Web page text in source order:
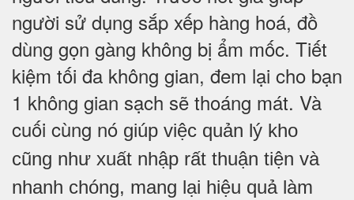
người sử dụng sắp xếp hàng hoá, đồ
dùng gọn gàng không bị ẩm mốc. Tiết
kiệm tối đa không gian, đem lại cho bạn
1 không gian sạch sẽ thoáng mát. Và
cuối cùng nó giúp việc quản lý kho
cũng như xuất nhập rất thuận tiện và
nhanh chóng, mang lại hiệu quả làm